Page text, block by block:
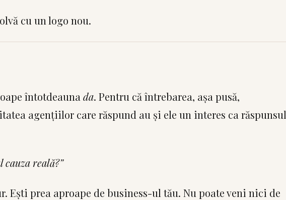
cu un logo nou.
întotdeauna da. Pentru că întrebarea, așa pusă,
agențiilor care răspund au și ele un interes ca răspunsul
reală?”
Ești prea aproape de business-ul tău. Nu poate veni nici de